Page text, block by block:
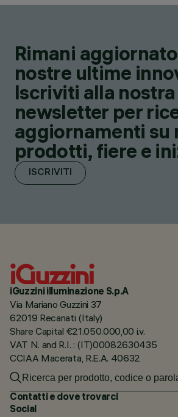
Rimani
nostre ultime
Iscriviti alla nostra
newsletter per
aggiornamenti su
prodotti, fiere e
ISCRIVITI
iGuzzini illuminazione S.p.A
Via Mariano Guzzini 37
62019 Recanati (Italy)
Share Capital €21.050.000,00 i.v.
VAT N. and R.I. : (IT)00082630435
CCIAA Macerata, R.E.A. 40632
Contatti e dove trovarci
Social